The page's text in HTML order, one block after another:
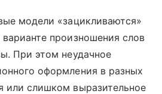
модели «зацикливаются»
произношения слов
При этом неудачное
оформления в разных
или слишком выразительное